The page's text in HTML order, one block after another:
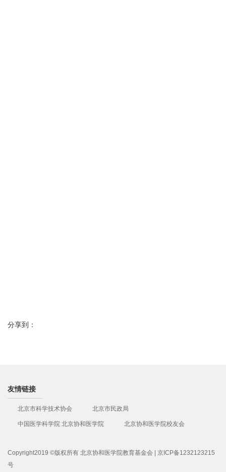
分享到：
友情链接
北京市科学技术协会 北京市民政局
中国医学科学院 北京协和医学院 北京协和医学院校友会
Copyright2019 ©版权所有 北京协和医学院教育基金会 | 京ICP备1232123215
号